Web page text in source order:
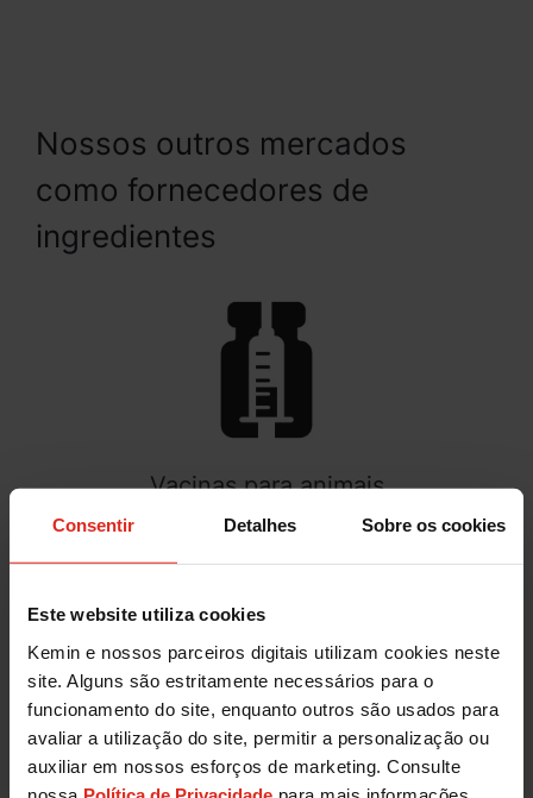
Consentir Detalhes Sobre os cookies
Este website utiliza cookies
Kemin e nossos parceiros digitais utilizam cookies neste
site. Alguns são estritamente necessários para o
funcionamento do site, enquanto outros são usados para
avaliar a utilização do site, permitir a personalização ou
auxiliar em nossos esforços de marketing. Consulte
Nossos outros mercados
como fornecedores de
ingredientes
Vacinas para animais
A Kemin Biologics colabora com veterinários e
demanda global por proteínas animais seguras.